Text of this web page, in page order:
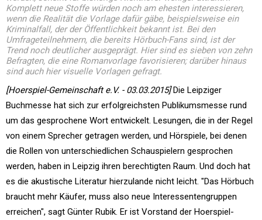
Komplett neue Stoffe würden noch am ehesten interessieren,
wenn die Realität die Vorlage dafür gäbe, beispielsweise ein
Kriminalfall, der der Öffentlichkeit bekannt ist. Bei den
Umfrageteilnehmern, die bereits Hörbuch-Fans sind, ist der
Trend noch deutlicher ausgeprägt. Hier sind es sieben von zehn
Befragten, die eine Romanvorlage favorisieren; darüber hinaus
sind auch hier visuelle Vorlagen gefragt.
[Hoerspiel-Gemeinschaft e.V. - 03.03.2015]Die Leipziger
Buchmesse hat sich zur erfolgreichsten Publikumsmesse rund
um das gesprochene Wort entwickelt. Lesungen, die in der Regel
von einem Sprecher getragen werden, und Hörspiele, bei denen
die Rollen von unterschiedlichen Schauspielern gesprochen
werden, haben in Leipzig ihren berechtigten Raum. Und doch hat
es die akustische Literatur hierzulande nicht leicht. "Das Hörbuch
braucht mehr Käufer, muss also neue Interessentengruppen
erreichen", sagt Günter Rubik. Er ist Vorstand der Hoerspiel-